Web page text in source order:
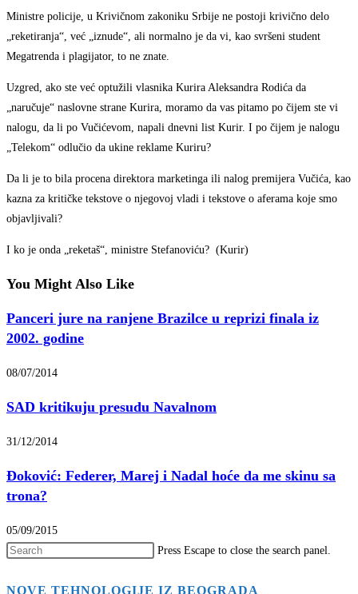
Ministre policije, u Krivičnom zakoniku Srbije ne postoji krivično delo
„reketiranja“, već „iznude“, ali normalno je da vi, kao svršeni student
Megatrenda i plagijator, to ne znate.
Uzgred, ako ste već optužili vlasnika Kurira Aleksandra Rodića da
„naručuje“ naslovne strane Kurira, moramo da vas pitamo po čijem ste vi
nalogu, da li po Vučićevom, napali dnevni list Kurir. I po čijem je nalogu
„Telekom“ odlučio da ukine reklame Kuriru?
Da li je to bila procena direktora marketinga ili nalog premijera Vučića, kao
kazna za kritičke tekstove o njegovoj vladi i tekstove o aferama koje smo
objavljivali?
I ko je onda „reketaš“, ministre Stefanoviću? (Kurir)
You Might Also Like
Panceri jure na ranjene Brazilce u reprizi finala iz
2002. godine
08/07/2014
SAD kritikuju presudu Navalnom
31/12/2014
Đoković: Federer, Marej i Nadal hoće da me skinu sa
trona?
05/09/2015
Press Escape to close the search panel.
NOVE TEHNOLOGIJE IZ BEOGRADA